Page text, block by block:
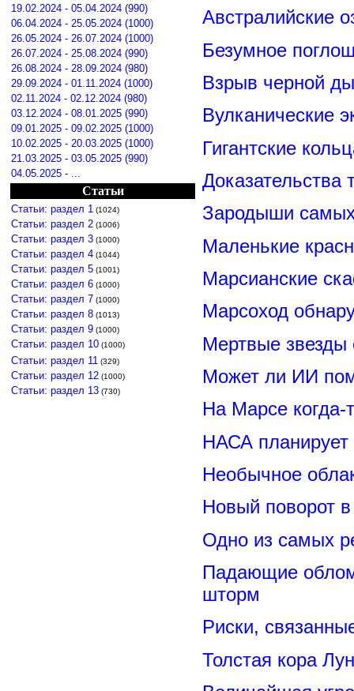
19.02.2024 - 05.04.2024 (990)
06.04.2024 - 25.05.2024 (1000)
26.05.2024 - 26.07.2024 (1000)
26.07.2024 - 25.08.2024 (990)
26.08.2024 - 28.09.2024 (980)
29.09.2024 - 01.11.2024 (1000)
02.11.2024 - 02.12.2024 (980)
03.12.2024 - 08.01.2025 (990)
09.01.2025 - 09.02.2025 (1000)
10.02.2025 - 20.03.2025 (1000)
21.03.2025 - 03.05.2025 (990)
04.05.2025 - ...
Статьи
Статьи: раздел 1 (1024)
Статьи: раздел 2 (1006)
Статьи: раздел 3 (1000)
Статьи: раздел 4 (1044)
Статьи: раздел 5 (1001)
Статьи: раздел 6 (1000)
Статьи: раздел 7 (1000)
Статьи: раздел 8 (1013)
Статьи: раздел 9 (1000)
Статьи: раздел 10 (1000)
Статьи: раздел 11 (329)
Статьи: раздел 12 (1000)
Статьи: раздел 13 (730)
Австралийские
Безумное
Взрыв черной
Вулканические
Гигантские
Доказательства
Зародыши самых
Маленькие
Марсианские
Марсоход
Мертвые звезды
Может ли ИИ
На Марсе когда-
НАСА
Необычное
Новый поворот
Одно из самых
Падающие
шторм
Риски,
Толстая кора